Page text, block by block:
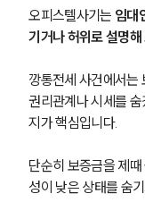
오피스텔사기는 임대
기거나 허위로 설명
깡통전세 사건에서는
권리관계나 시세를
지가 핵심입니다.
단순히 보증금을 제
성이 낮은 상태를 숨